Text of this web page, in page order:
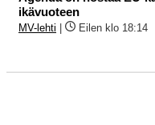
ikävuoteen
MV-lehti Eilen klo 18:14